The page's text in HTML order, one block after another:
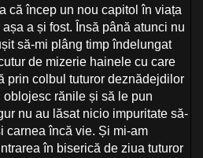
că încep un nou capitol în viața
a și fost. Însă până atunci nu
să-mi plâng timp îndelungat
de mizerie hainele cu care
prin colbul tuturor deznădejdilor
rănile și să le pun
nu au lăsat nicio impuritate să-
carnea încă vie. Și mi-am
în biserică de ziua tuturor